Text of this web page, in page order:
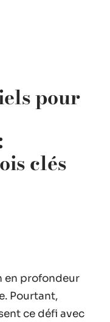
pour
clés
en profondeur
Pourtant,
ce défi avec